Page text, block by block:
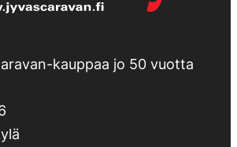
kauppaa jo 50 vuotta